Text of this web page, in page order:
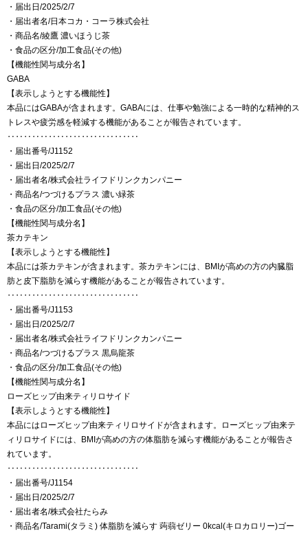
・届出日/2025/2/7
・届出者名/日本コカ・コーラ株式会社
・商品名/綾鷹 濃いほうじ茶
・食品の区分/加工食品(その他)
【機能性関与成分名】
GABA
【表示しようとする機能性】
本品にはGABAが含まれます。GABAには、仕事や勉強による一時的な精神的ス
トレスや疲労感を軽減する機能があることが報告されています。
‥‥‥‥‥‥‥‥‥‥‥‥‥‥‥‥
・届出番号/J1152
・届出日/2025/2/7
・届出者名/株式会社ライフドリンクカンパニー
・商品名/つづけるプラス 濃い緑茶
・食品の区分/加工食品(その他)
【機能性関与成分名】
茶カテキン
【表示しようとする機能性】
本品には茶カテキンが含まれます。茶カテキンには、BMIが高めの方の内臓脂
肪と皮下脂肪を減らす機能があることが報告されています。
‥‥‥‥‥‥‥‥‥‥‥‥‥‥‥‥
・届出番号/J1153
・届出日/2025/2/7
・届出者名/株式会社ライフドリンクカンパニー
・商品名/つづけるプラス 黒烏龍茶
・食品の区分/加工食品(その他)
【機能性関与成分名】
ローズヒップ由来ティリロサイド
【表示しようとする機能性】
本品にはローズヒップ由来ティリロサイドが含まれます。ローズヒップ由来テ
ィリロサイドには、BMIが高めの方の体脂肪を減らす機能があることが報告さ
れています。
‥‥‥‥‥‥‥‥‥‥‥‥‥‥‥‥
・届出番号/J1154
・届出日/2025/2/7
・届出者名/株式会社たらみ
・商品名/Tarami(タラミ) 体脂肪を減らす 蒟蒻ゼリー 0kcal(キロカロリー)ゴー